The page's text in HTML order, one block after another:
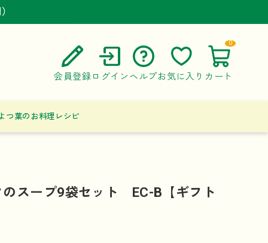
会員登録 ログイン ヘルプ
ご利用ガイド
お問い合わせ
お気に入り カート
0
つ葉のお料理レシピ
のスープ9袋セット EC-B【ギフト